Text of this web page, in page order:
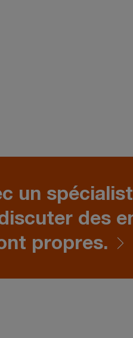
un
des
propres.